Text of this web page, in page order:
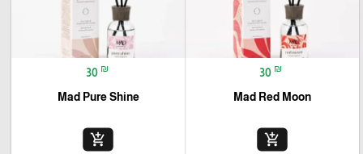
30 ₪
Mad Red Moon
add_shopping_cart
30 ₪
Mad Pure Shine
add_shopping_cart